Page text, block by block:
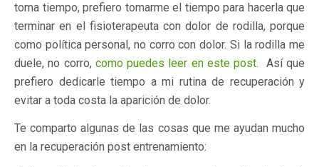
toma tiempo, prefiero tomarme el tiempo para hacerla que
terminar en el fisioterapeuta con dolor de rodilla, porque
como política personal, no corro con dolor. Si la rodilla me
duele, no corro, como puedes leer en este post. Así que
prefiero dedicarle tiempo a mi rutina de recuperación y
evitar a toda costa la aparición de dolor.
Te comparto algunas de las cosas que me ayudan mucho
en la recuperación post entrenamiento: